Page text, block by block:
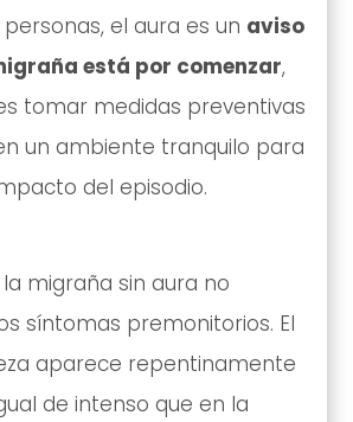
el aura es un aviso
está por comenzar,
tomar medidas preventivas
un ambiente tranquilo para
del episodio.
migraña sin aura no
síntomas premonitorios. El
aparece repentinamente
de intenso que en la